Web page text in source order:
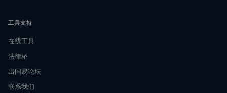
工具支持
在线工具
法律桥
出国易论坛
联系我们